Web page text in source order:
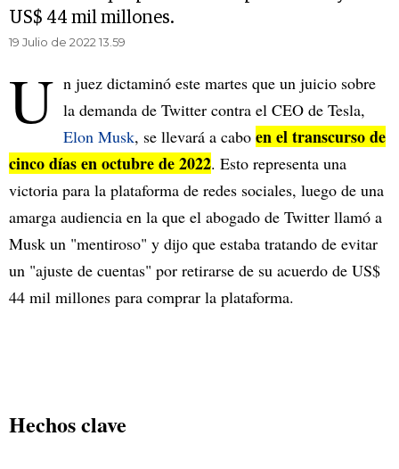
US$ 44 mil millones.
19 Julio de 2022 13.59
U n juez dictaminó este martes que un juicio sobre
la demanda de Twitter contra el CEO de Tesla,
Elon Musk, se llevará a cabo en el transcurso de
cinco días en octubre de 2022. Esto representa una
victoria para la plataforma de redes sociales, luego de una
amarga audiencia en la que el abogado de Twitter llamó a
Musk un "mentiroso" y dijo que estaba tratando de evitar
un "ajuste de cuentas" por retirarse de su acuerdo de US$
44 mil millones para comprar la plataforma.
Hechos clave